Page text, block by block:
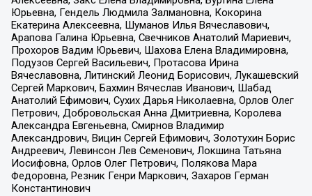
Юрьевна, Гендель Людмила Залмановна, Кокорина
Екатерина Алексеевна, Шуманов Илья Вячеславович,
Арапова Галина Юрьевна, Свечников Анатолий Мариевич,
Прохоров Вадим Юрьевич, Шахова Елена Владимировна,
Подузов Сергей Васильевич, Протасова Ирина
Вячеславовна, Литинский Леонид Борисович, Лукашевский
Сергей Маркович, Бахмин Вячеслав Иванович, Шабад
Анатолий Ефимович, Сухих Дарья Николаевна, Орлов Олег
Петрович, Добровольская Анна Дмитриевна, Королева
Александра Евгеньевна, Смирнов Владимир
Александрович, Вицин Сергей Ефимович, Золотухин Борис
Андреевич, Левинсон Лев Семенович, Локшина Татьяна
Иосифовна, Орлов Олег Петрович, Полякова Мара
Федоровна, Резник Генри Маркович, Захаров Герман
Константинович